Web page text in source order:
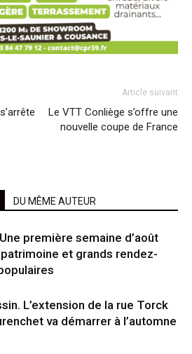
Article suivant
Le VTT Conliège s’offre une
nouvelle coupe de France
DU MÊME AUTEUR
première semaine d’août
et grands rendez-
L’extension de la rue Torck
va démarrer à l’automne